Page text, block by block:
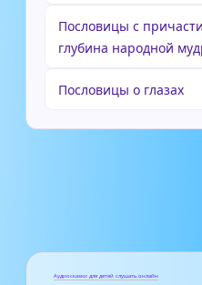
Пословицы с
глубина народной
Пословицы о глазах
Аудиосказки для детей слушать онлайн